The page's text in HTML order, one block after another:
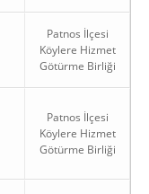
Patnos İlçesi
Köylere Hizmet
Götürme Birliği
Patnos İlçesi
Köylere Hizmet
Götürme Birliği